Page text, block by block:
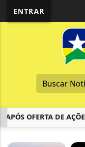
ENTRAR
OFERTA DE AÇÕES